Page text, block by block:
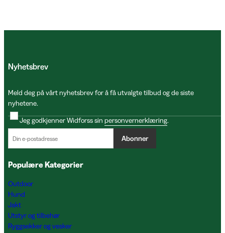
Nyhetsbrev
Meld deg på vårt nyhetsbrev for å få utvalgte tilbud og de siste
nyhetene.
Jeg godkjenner Widforss sin personvernerklæring.
Abonner
Populære Kategorier
Outdoor
Hund
Jakt
Utstyr og tilbehør
Ryggsekker og vesker